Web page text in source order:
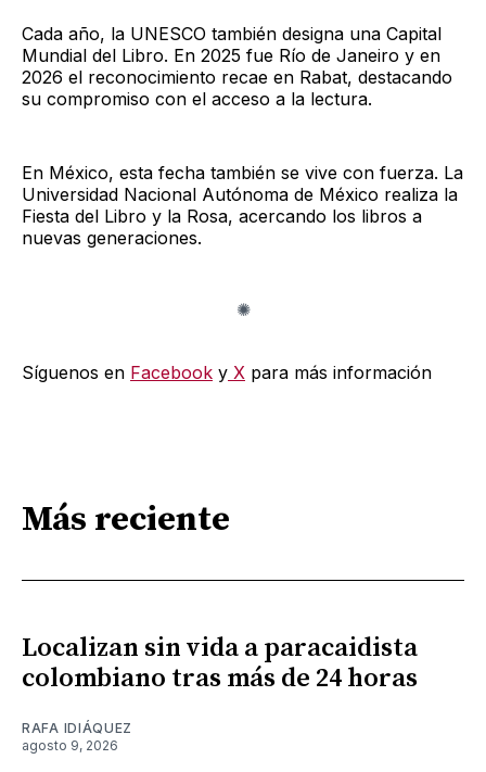
Cada año, la UNESCO también designa una Capital
Mundial del Libro. En 2025 fue Río de Janeiro y en
2026 el reconocimiento recae en Rabat, destacando
su compromiso con el acceso a la lectura.
En México, esta fecha también se vive con fuerza. La
Universidad Nacional Autónoma de México realiza la
Fiesta del Libro y la Rosa, acercando los libros a
nuevas generaciones.
Síguenos en Facebook y X para más información
Más reciente
Localizan sin vida a paracaidista
colombiano tras más de 24 horas
RAFA IDIÁQUEZ
agosto 9, 2026